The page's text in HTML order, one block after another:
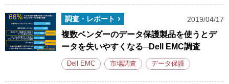
調査・レポート 2019/04/17
複数ベンダーのデータ保護製品を使うとデ
ータを失いやすくなる─Dell EMC調査
Dell EMC 市場調査 データ保護